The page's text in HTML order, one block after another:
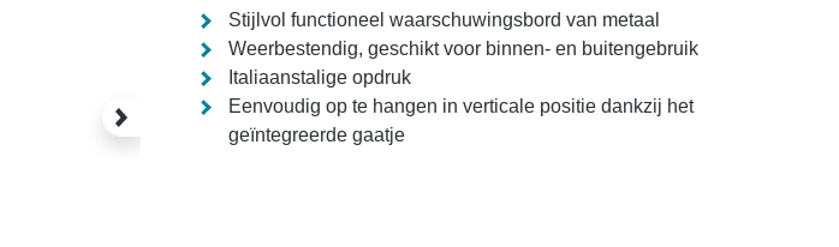
Stijlvol functioneel waarschuwingsbord van metaal
Weerbestendig, geschikt voor binnen- en buitengebruik
Italiaanstalige opdruk
Eenvoudig op te hangen in verticale positie dankzij het
geïntegreerde gaatje